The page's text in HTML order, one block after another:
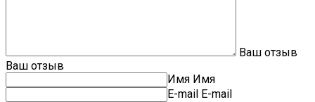
Ваш отзыв
Ваш отзыв
Имя Имя
E-mail E-mail